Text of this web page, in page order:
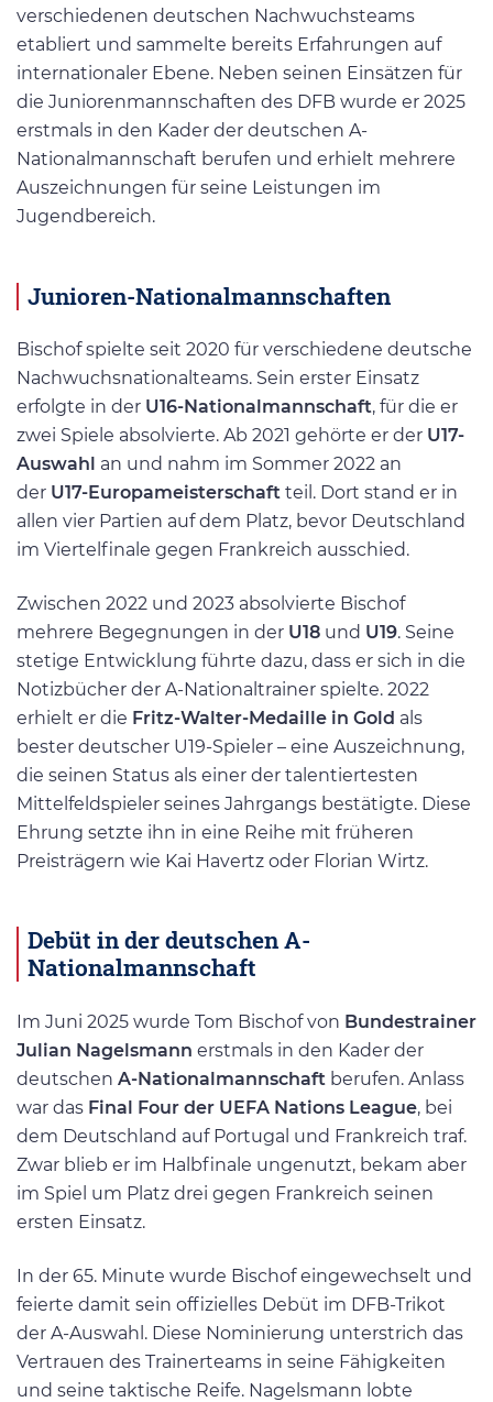
verschiedenen deutschen Nachwuchsteams
etabliert und sammelte bereits Erfahrungen auf
internationaler Ebene. Neben seinen Einsätzen für
die Juniorenmannschaften des DFB wurde er 2025
erstmals in den Kader der deutschen A-
Nationalmannschaft berufen und erhielt mehrere
Auszeichnungen für seine Leistungen im
Jugendbereich.
Junioren-Nationalmannschaften
Bischof spielte seit 2020 für verschiedene deutsche
Nachwuchsnationalteams. Sein erster Einsatz
erfolgte in der U16-Nationalmannschaft, für die er
zwei Spiele absolvierte. Ab 2021 gehörte er der U17-
Auswahl an und nahm im Sommer 2022 an
der U17-Europameisterschaft teil. Dort stand er in
allen vier Partien auf dem Platz, bevor Deutschland
im Viertelfinale gegen Frankreich ausschied.
Zwischen 2022 und 2023 absolvierte Bischof
mehrere Begegnungen in der U18 und U19. Seine
stetige Entwicklung führte dazu, dass er sich in die
Notizbücher der A-Nationaltrainer spielte. 2022
erhielt er die Fritz-Walter-Medaille in Gold als
bester deutscher U19-Spieler – eine Auszeichnung,
die seinen Status als einer der talentiertesten
Mittelfeldspieler seines Jahrgangs bestätigte. Diese
Ehrung setzte ihn in eine Reihe mit früheren
Preisträgern wie Kai Havertz oder Florian Wirtz.
Debüt in der deutschen A-
Nationalmannschaft
Im Juni 2025 wurde Tom Bischof von Bundestrainer
Julian Nagelsmann erstmals in den Kader der
deutschen A-Nationalmannschaft berufen. Anlass
war das Final Four der UEFA Nations League, bei
dem Deutschland auf Portugal und Frankreich traf.
Zwar blieb er im Halbfinale ungenutzt, bekam aber
im Spiel um Platz drei gegen Frankreich seinen
ersten Einsatz.
In der 65. Minute wurde Bischof eingewechselt und
feierte damit sein offizielles Debüt im DFB-Trikot
der A-Auswahl. Diese Nominierung unterstrich das
Vertrauen des Trainerteams in seine Fähigkeiten
und seine taktische Reife. Nagelsmann lobte